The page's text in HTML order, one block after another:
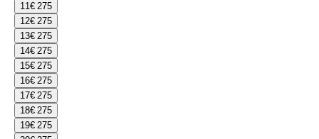
11€ 275
12€ 275
13€ 275
14€ 275
15€ 275
16€ 275
17€ 275
18€ 275
19€ 275